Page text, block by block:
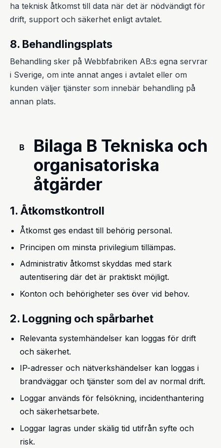
ha teknisk åtkomst till data när det är nödvändigt för
drift, support och säkerhet enligt avtalet.
8. Behandlingsplats
Behandling sker på Webbfabriken AB:s egna servrar
i Sverige, om inte annat anges i avtalet eller om
kunden väljer tjänster som innebär behandling på
annan plats.
B
Bilaga B Tekniska och
organisatoriska
åtgärder
1. Åtkomstkontroll
Åtkomst ges endast till behörig personal.
Principen om minsta privilegium tillämpas.
Administrativ åtkomst skyddas med stark
autentisering där det är praktiskt möjligt.
Konton och behörigheter ses över vid behov.
2. Loggning och spårbarhet
Relevanta systemhändelser kan loggas för drift
och säkerhet.
IP-adresser och nätverkshändelser kan loggas i
brandväggar och tjänster som del av normal drift.
Loggar används för felsökning, incidenthantering
och säkerhetsarbete.
Loggar lagras under skälig tid utifrån syfte och
risk.